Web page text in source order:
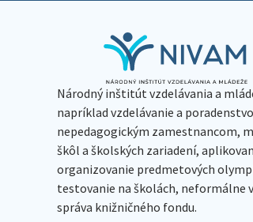
Národný inštitút vzdelávania a
napríklad vzdelávanie a
nepedagogickým zamestnancom,
škôl a školských zariadení,
organizovanie predmetových
testovanie na školách, neformálne
správa knižničného fondu.